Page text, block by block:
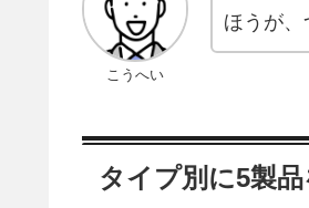
こうへい
ほうが、
タイプ別に5製